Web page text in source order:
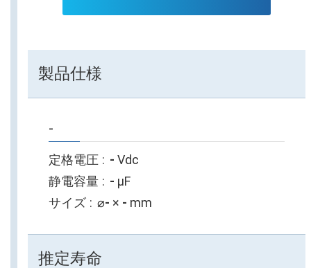
製品仕様
-
定格電圧 - Vdc
静電容量
- µF
サイズ
⌀- × - mm
推定寿命